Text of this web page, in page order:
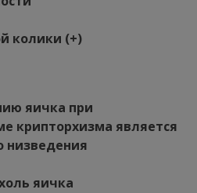
колики (+)
яичка при
крипторхизма является
низведения
яичка